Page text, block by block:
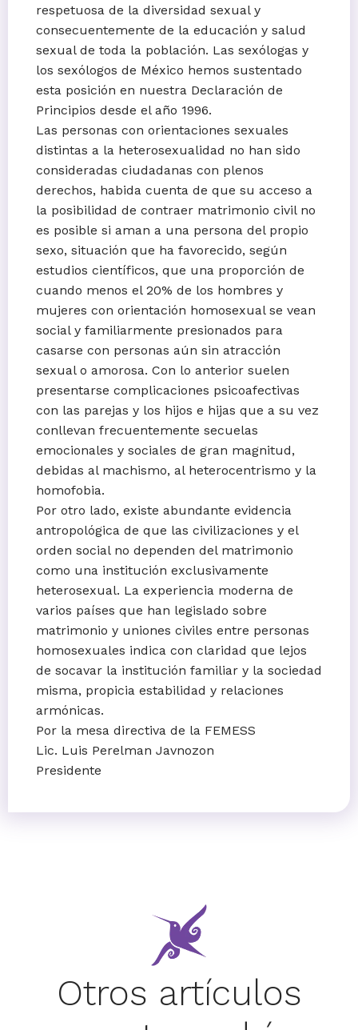
respetuosa de la diversidad sexual y
consecuentemente de la educación y salud
sexual de toda la población. Las sexólogas y
los sexólogos de México hemos sustentado
esta posición en nuestra Declaración de
Principios desde el año 1996.
Las personas con orientaciones sexuales
distintas a la heterosexualidad no han sido
consideradas ciudadanas con plenos
derechos, habida cuenta de que su acceso a
la posibilidad de contraer matrimonio civil no
es posible si aman a una persona del propio
sexo, situación que ha favorecido, según
estudios científicos, que una proporción de
cuando menos el 20% de los hombres y
mujeres con orientación homosexual se vean
social y familiarmente presionados para
casarse con personas aún sin atracción
sexual o amorosa. Con lo anterior suelen
presentarse complicaciones psicoafectivas
con las parejas y los hijos e hijas que a su vez
conllevan frecuentemente secuelas
emocionales y sociales de gran magnitud,
debidas al machismo, al heterocentrismo y la
homofobia.
Por otro lado, existe abundante evidencia
antropológica de que las civilizaciones y el
orden social no dependen del matrimonio
como una institución exclusivamente
heterosexual. La experiencia moderna de
varios países que han legislado sobre
matrimonio y uniones civiles entre personas
homosexuales indica con claridad que lejos
de socavar la institución familiar y la sociedad
misma, propicia estabilidad y relaciones
armónicas.
Por la mesa directiva de la FEMESS
Lic. Luis Perelman Javnozon
Presidente
Otros artículos